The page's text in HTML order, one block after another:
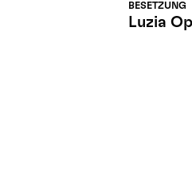
BESETZUNG
Luzia